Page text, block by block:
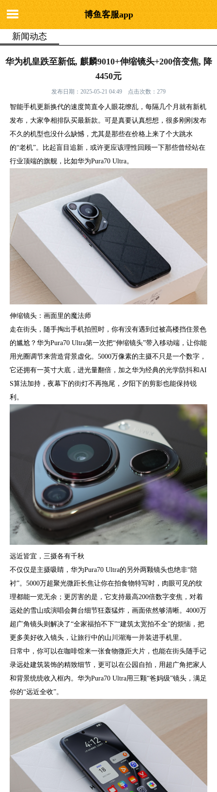
博鱼客服app
新闻动态
华为机皇跌至新低, 麒麟9010+伸缩镜头+200倍变焦, 降
4450元
发布日期：2025-05-21 04:49 点击次数：279
智能手机更新换代的速度简直令人眼花缭乱，每隔几个月就有新机
发布，大家争相排队买最新款。可是真要认真想想，很多刚刚发布
不久的机型也没什么缺憾，尤其是那些在价格上来了个大跳水
的“老机”。比起盲目追新，或许更应该理性回顾一下那些曾经站在
行业顶端的旗舰，比如华为Pura70 Ultra。
伸缩镜头：画面里的魔法师
走在街头，随手掏出手机拍照时，你有没有遇到过被高楼挡住景色
的尴尬？华为Pura70 Ultra第一次把“伸缩镜头”带入移动端，让你能
用光圈调节来营造背景虚化。5000万像素的主摄不只是一个数字，
它还拥有一英寸大底，进光量翻倍，加之华为经典的光学防抖和AI
S算法加持，夜幕下的街灯不再拖尾，夕阳下的剪影也能保持锐
利。
远近皆宜，三摄各有千秋
不仅仅是主摄吸睛，华为Pura70 Ultra的另外两颗镜头也绝非“陪
衬”。5000万超聚光微距长焦让你在拍食物特写时，肉眼可见的纹
理都能一览无余；更厉害的是，它支持最高200倍数字变焦，对着
远处的雪山或演唱会舞台细节狂轰猛炸，画面依然够清晰。4000万
超广角镜头则解决了“全家福拍不下”“建筑太宽拍不全”的烦恼，把
更多美好收入镜头，让旅行中的山川湖海一并装进手机里。
日常中，你可以在咖啡馆来一张食物微距大片，也能在街头随手记
录远处建筑装饰的精致细节，更可以在公园自拍，用超广角把家人
和背景统统收入框内。华为Pura70 Ultra用三颗“爸妈级”镜头，满足
你的“远近全收”。